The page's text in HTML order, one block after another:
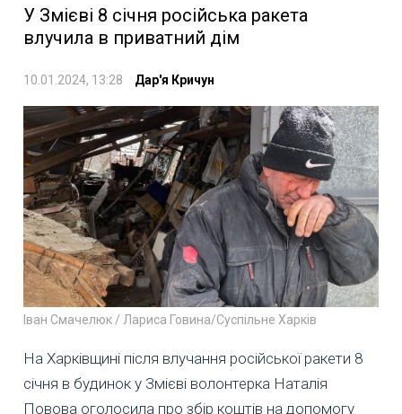
У Змієві 8 січня російська ракета
влучила в приватний дім
10.01.2024, 13:28 Дар'я Кричун
Іван Смачелюк / Лариса Говина/Суспільне Харків
На Харківщині після влучання російської ракети 8
січня в будинок у Змієві волонтерка Наталія
Повова оголосила про збір коштів на допомогу